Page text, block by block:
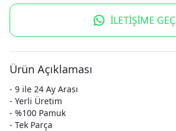
İLETİŞİME GEÇ
Ürün Açıklaması
- 9 ile 24 Ay Arası
- Yerli Üretim
- %100 Pamuk
- Tek Parça